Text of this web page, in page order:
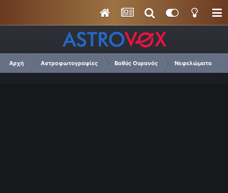
Αρχή Αστροφωτογραφίες Βαθύς Ουρανός Νεφελώματα